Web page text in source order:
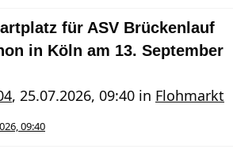
für ASV Brückenlauf
in Köln am 13. September
, 25.07.2026, 09:40 in Flohmarkt
09:40